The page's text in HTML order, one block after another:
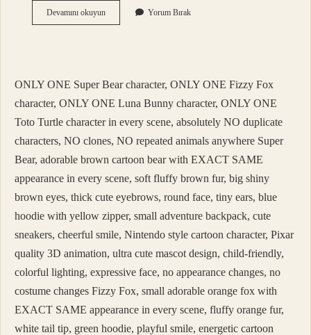
Devamını okuyunAntisepsi
Nedir
Yorum Bırak
ONLY ONE Super Bear character, ONLY ONE Fizzy Fox
character, ONLY ONE Luna Bunny character, ONLY ONE
Toto Turtle character in every scene, absolutely NO duplicate
characters, NO clones, NO repeated animals anywhere Super
Bear, adorable brown cartoon bear with EXACT SAME
appearance in every scene, soft fluffy brown fur, big shiny
brown eyes, thick cute eyebrows, round face, tiny ears, blue
hoodie with yellow zipper, small adventure backpack, cute
sneakers, cheerful smile, Nintendo style cartoon character, Pixar
quality 3D animation, ultra cute mascot design, child-friendly,
colorful lighting, expressive face, no appearance changes, no
costume changes Fizzy Fox, small adorable orange fox with
EXACT SAME appearance in every scene, fluffy orange fur,
white tail tip, green hoodie, playful smile, energetic cartoon